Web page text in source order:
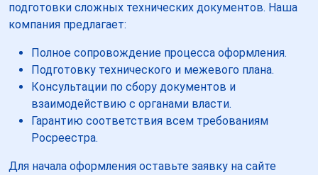
подготовки сложных технических документов. Наша
компания предлагает:
Полное сопровождение процесса оформления.
Подготовку технического и межевого плана.
Консультации по сбору документов и
взаимодействию с органами власти.
Гарантию соответствия всем требованиям
Росреестра.
Для начала оформления оставьте заявку на сайте